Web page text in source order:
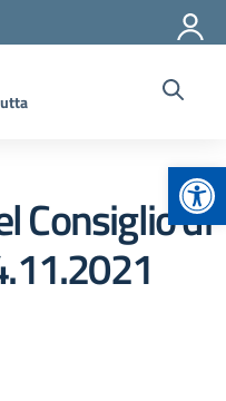
Consiglio di